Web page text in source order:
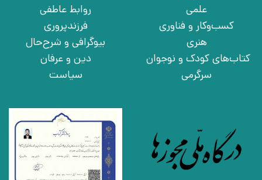
علمی
کسب‌وکار و فناوری
هنری
کتاب‌های کودک و نوجوان
سرگرمی
روابط عاطفی
فرزندپروری
بیوگرافی و شرح‌حال
دین و عرفان
سیاست